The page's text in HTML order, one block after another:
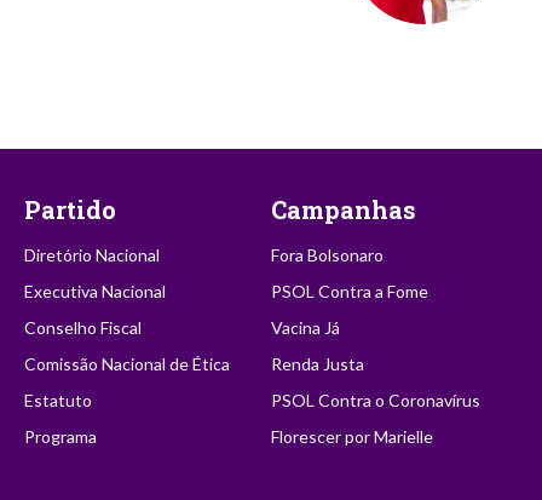
Partido
Diretório Nacional
Executiva Nacional
Conselho Fiscal
Comissão Nacional de Ética
Estatuto
Programa
Campanhas
Fora Bolsonaro
PSOL Contra a Fome
Vacina Já
Renda Justa
PSOL Contra o Coronavírus
Florescer por Marielle